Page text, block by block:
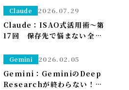
は「常に許可」で流す（※管
Claude 2026.07.29
Claude：ISAO式活用術～第
17回 保存先で悩まない――全部
して、仕分けはClaudeに任
Gemini 2026.02.05
Gemini：GeminiのDeep
Researchが終わらない！？